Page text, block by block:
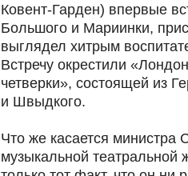
Ковент-Гарден) впервые
Большого и Мариинки,
выглядел хитрым
Встречу окрестили
четверки», состоящей из
и Швыдкого.
Что же касается министра
музыкальной театральной